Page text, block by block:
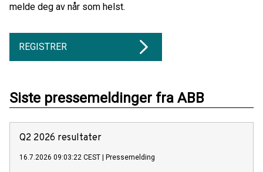
melde deg av når som helst.
REGISTRER
Siste pressemeldinger fra ABB
Q2 2026 resultater
16.7.2026 09:03:22 CEST Pressemelding